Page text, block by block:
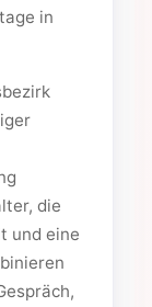
in
die
und eine